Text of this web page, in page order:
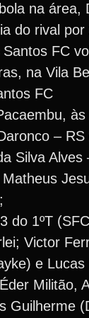
na
do rival por
Santos FC
na Vila
FC
– RS
Silva
do 1ºT
Victor
e
Militão,
Guilherme